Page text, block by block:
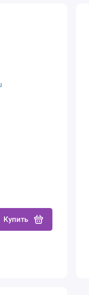
Купить